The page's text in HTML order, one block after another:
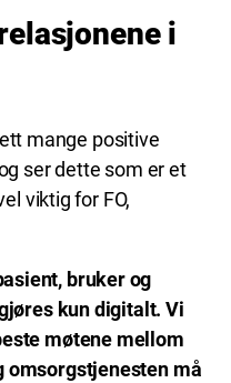
i
mange positive
ser dette som er et
viktig for FO,
bruker og
kun digitalt. Vi
møtene mellom
omsorgstjenesten må